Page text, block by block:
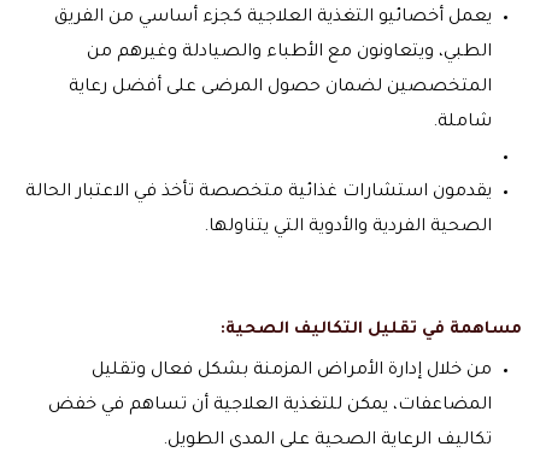
يعمل أخصائيو التغذية العلاجية كجزء أساسي من الفريق
الطبي، ويتعاونون مع الأطباء والصيادلة وغيرهم من
المتخصصين لضمان حصول المرضى على أفضل رعاية
شاملة.
يقدمون استشارات غذائية متخصصة تأخذ في الاعتبار الحالة
الصحية الفردية والأدوية التي يتناولها.
مساهمة في تقليل التكاليف الصحية:
من خلال إدارة الأمراض المزمنة بشكل فعال وتقليل
المضاعفات، يمكن للتغذية العلاجية أن تساهم في خفض
تكاليف الرعاية الصحية على المدى الطويل.